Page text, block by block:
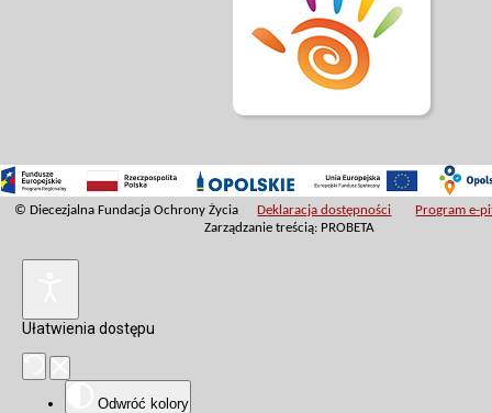
© Diecezjalna Fundacja Ochrony Życia Deklaracja dostępności
Program e-
Zarządzanie treścią: PROBETA
Ułatwienia dostępu
Odwróć kolory